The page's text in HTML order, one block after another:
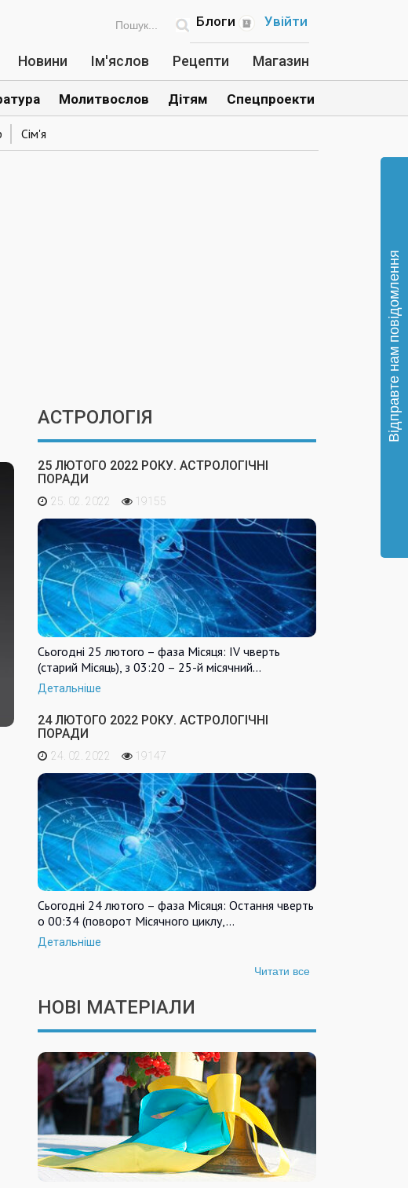
Увійти
Блоги
Новини Ім'яслов Рецепти Магазин
Сім'я
Молитвослов Дітям Спецпроекти
АСТРОЛОГІЯ
25 ЛЮТОГО 2022 РОКУ. АСТРОЛОГІЧНІ
ПОРАДИ
25. 02. 2022 19155
Сьогодні 25 лютого – фаза Місяця: IV чверть
(старий Місяць), з 03:20 – 25-й місячний…
Детальніше
24 ЛЮТОГО 2022 РОКУ. АСТРОЛОГІЧНІ
ПОРАДИ
24. 02. 2022 19147
Сьогодні 24 лютого – фаза Місяця: Остання чверть
о 00:34 (поворот Місячного циклу,…
Детальніше
Читати все
НОВІ МАТЕРІАЛИ
Відправте нам повідомлення